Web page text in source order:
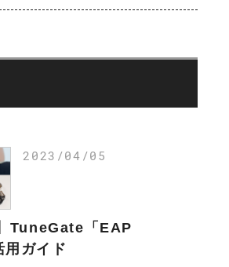
2023/04/05
TuneGate「EAP
ガイド